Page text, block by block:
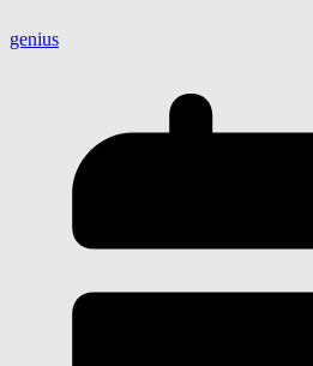
genius